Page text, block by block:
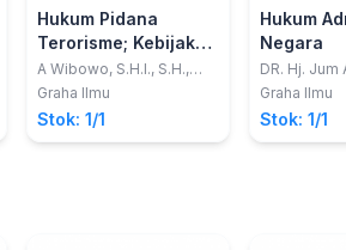
Hukum Pidana
Terorisme; Kebijakan
Formulatif Hukum
Pidana dalam
Penanggulangan
Tindak Pidana
A Wibowo, S.H.I., S.H.,
M.H
Graha Ilmu
Stok: 1/1
Hukum
Negara
DR. Hj. Jum
S.H., M.H.
Graha Ilmu
Stok: 1/1